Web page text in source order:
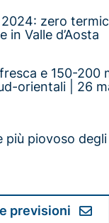
zero
in Valle d’Aosta
e 150-200
orientali | 26
più piovoso
previsioni